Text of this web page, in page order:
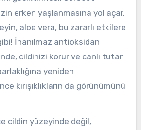
erken yaşlanmasına yol açar.
aloe vera, bu zararlı etkilere
İnanılmaz antioksidan
cildinizi korur ve canlı tutar.
yeniden
kırışıklıkların da görünümünü
cildin yüzeyinde değil,